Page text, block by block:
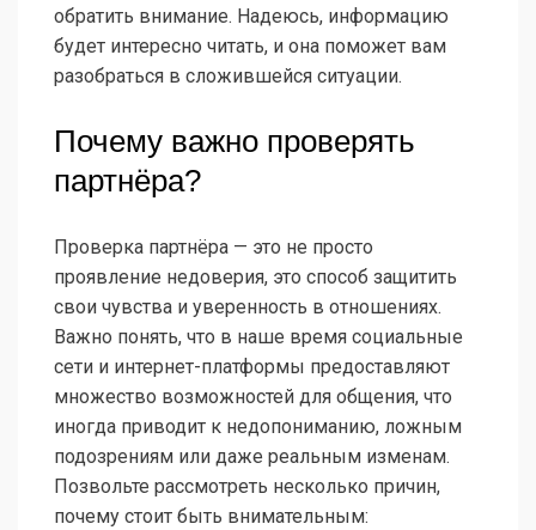
обратить внимание. Надеюсь, информацию
будет интересно читать, и она поможет вам
разобраться в сложившейся ситуации.
Почему важно проверять
партнёра?
Проверка партнёра — это не просто
проявление недоверия, это способ защитить
свои чувства и уверенность в отношениях.
Важно понять, что в наше время социальные
сети и интернет-платформы предоставляют
множество возможностей для общения, что
иногда приводит к недопониманию, ложным
подозрениям или даже реальным изменам.
Позвольте рассмотреть несколько причин,
почему стоит быть внимательным: